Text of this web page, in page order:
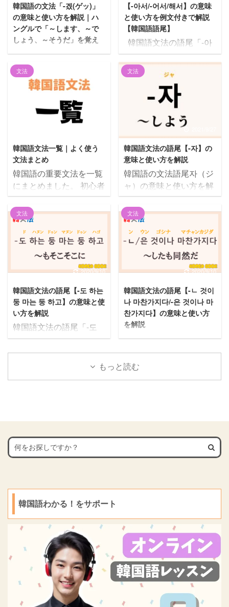
韓国語の文法「-겠(ゲッ)」
の意味と使い方を解説｜ハ
ングルで「～します、～で
しょう、～そうだ」を覚え
悩む人 韓国語の「겠」っ
てどういう意味なの？使
い方がわかるように教え
てほしい。 こんにちは、
じゅにょんです。 今回は
韓国語文法語尾の「겠」
ます。 日常会話でも非常
によく出てくるハングル
文字なので、例文も見な
がら使い方を理解しまし
ょう！ この記事の内容1
「겠」の意味は４つ1.1
意味1：意思や意図を表
す1.2 意味2：近い未来を
表す1.3 意味3：推測を表
す1.4 意味4：意味1～3以
外の意味2 「겠」を使っ
た例文2.1 지금 가면 낮에
도착하겠어요.2.2 언젠가
연락 오겠지. ...
【-아서/-어서/해서】の意味
と使い方を例文付きで解説
【韓国語語尾】
韓国語文法の語尾「-아
서/-어서/-해서」を解説し
ていきます！ 使い方がわ
かる例文も用意していま
す。 それでは一緒に見て
いきましょう！ この記事
の内容1 【-아서/-어서/-해
서】の意味と活用ルール
1.1 意味1.2 活用ルール2
【-아서/-어서/-해서】の
活用例3 【-아서/-어서/-해
서】の使い方がわかる例
文3.1 意味①の例文3.2 意
【-아서/-어서/-해서】の
意味と活用ルール 【-아
서/-어서/-해서】の意味と
活用ルールは下記の通
り。 意味 韓国語文法の
語尾「-아 ...
文法
韓国語文法一覧｜よく使う
文法まとめ
韓国語の重要文法を一覧
にまとめました。 初心者
向けに文法の基本をまと
めた下記もあわせてご参
考ください。 この記事の
内容1 韓国語の敬語1.1
ハムニダ体（韓国語の丁
寧語①）1.2 ヘヨ体（韓
国語の丁寧語②）2 過去
形3 否定形4 尊敬語5 韓
国語の動詞6 韓国語の形
容詞7 韓国語の助詞8 韓
国語の副詞9 韓国語の接
続詞10 韓国語の数詞11
国語の敬語 ハムニダ体
（韓国語の丁寧語①） ハ
語尾に「ㅂ니다（ムニ ...
文法
韓国語文法の語尾【-자】の
意味と使い方を解説
韓国語の文法語尾자（ジ
ャ）の意味と使い方を解
説します。 意味と使い方
が理解できるようによく
使う例文を用意しました
ので、あわせてご覧くだ
さい。 この記事の内容1
韓国語文法の語尾【-자】
の意味と使い方2 【-자】
を使った例文・フレーズ
2.1 １．사귀자（サグィ
ジャ）2.2 ２．밥 먹자
（パン モッチャ）2.3
ブ ハジャ）2.5 ５．빨
리 자자（パウリ チャジ
７．천천히 걷자（チョン
文法
2020/9/10
韓国語文法の語尾【-도 하는
둥 마는 둥 하고】の意味と使
い方を解説
韓国語文法の語尾「-도
하는 둥 마는 둥 하고」を
詳しく解説していきま
解も深まりますので、ぜ
ひご覧ください。
文法
2020/9/10
韓国語文法の語尾【-ㄴ 것이
나 마찬가지다/-은 것이나 마
찬가지다】の意味と使い方
を解説
韓国語文法の語尾「-ㄴ
것이나 마찬가지다/-은 것
이나 마찬가지다」を詳し
く解説していきます。
最後まで読み進めると理
解も深まりますので、ぜ
もっと読む
韓国語わかる！をサポート